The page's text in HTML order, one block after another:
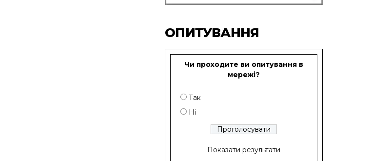
ОПИТУВАННЯ
Чи проходите ви опитування в
мережі?
Так
Ні
Показати результати